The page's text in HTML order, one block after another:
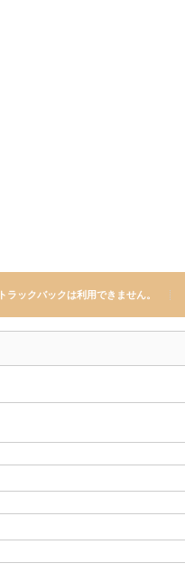
トラックバックは利用できません。